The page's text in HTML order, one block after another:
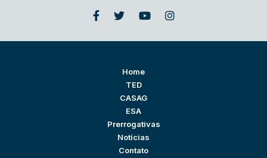
Home
TED
CASAG
ESA
Prerrogativas
Notícias
Contato